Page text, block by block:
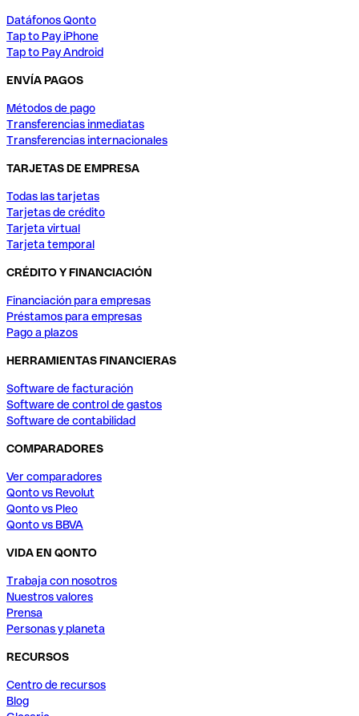
Datáfonos Qonto
Tap to Pay iPhone
Tap to Pay Android
ENVÍA PAGOS
Métodos de pago
Transferencias inmediatas
Transferencias internacionales
TARJETAS DE EMPRESA
Todas las tarjetas
Tarjetas de crédito
Tarjeta virtual
Tarjeta temporal
CRÉDITO Y FINANCIACIÓN
Financiación para empresas
Préstamos para empresas
Pago a plazos
HERRAMIENTAS FINANCIERAS
Software de facturación
Software de control de gastos
Software de contabilidad
COMPARADORES
Ver comparadores
Qonto vs Revolut
Qonto vs Pleo
Qonto vs BBVA
VIDA EN QONTO
Trabaja con nosotros
Nuestros valores
Prensa
Personas y planeta
RECURSOS
Centro de recursos
Blog